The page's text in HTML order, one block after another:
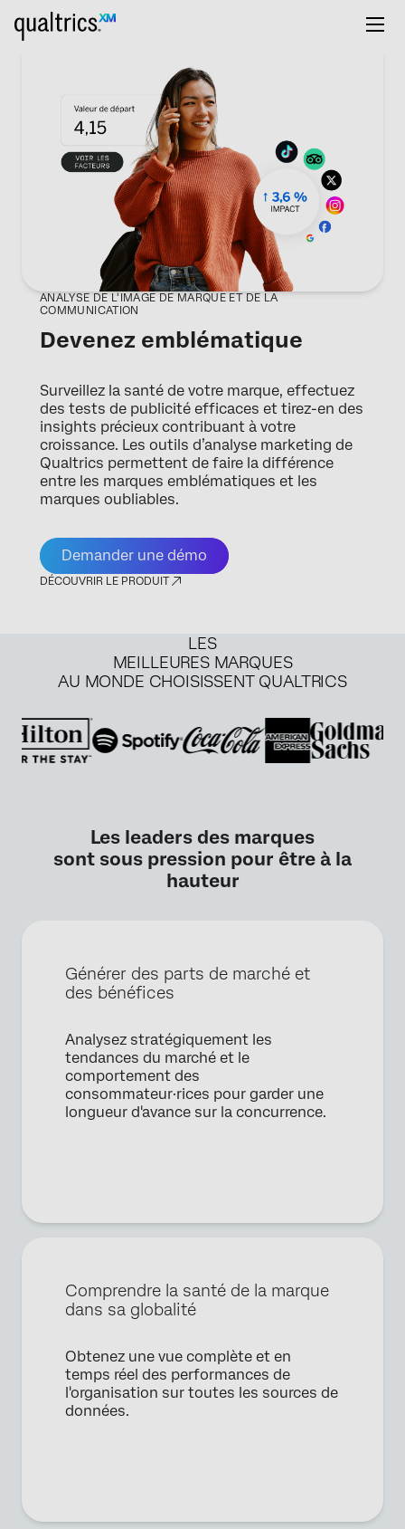
ANALYSE DE L'IMAGE DE MARQUE ET DE LA
COMMUNICATION
Devenez emblématique
Surveillez la santé de votre marque, effectuez
des tests de publicité efficaces et tirez-en des
insights précieux contribuant à votre
croissance. Les outils d’analyse marketing de
Qualtrics permettent de faire la différence
entre les marques emblématiques et les
marques oubliables.
Demander une démo
DÉCOUVRIR LE PRODUIT
Fonction*
Adresse e-mail professionnelle*
Pays*
Privacy
En fournissant ces informations, vous acceptez que nous
LES
MEILLEURES MARQUES
AU MONDE CHOISISSENT QUALTRICS
Les leaders des marques
sont sous pression pour être à la
hauteur
Générer des parts de marché et
des bénéfices
Analysez stratégiquement les
tendances du marché et le
comportement des
consommateur·rices pour garder une
longueur d'avance sur la concurrence.
Comprendre la santé de la marque
dans sa globalité
Obtenez une vue complète et en
temps réel des performances de
l'organisation sur toutes les sources de
données.